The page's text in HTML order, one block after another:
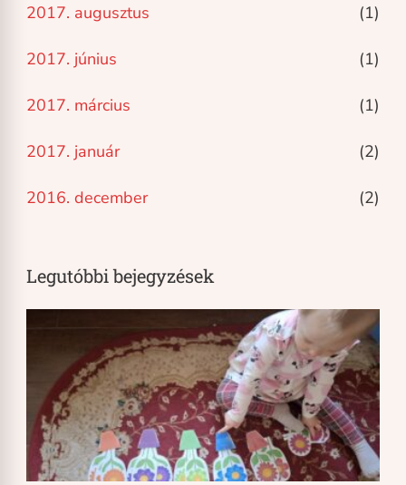
2017. augusztus (1)
2017. június (1)
2017. március (1)
2017. január (2)
2016. december (2)
Legutóbbi bejegyzések